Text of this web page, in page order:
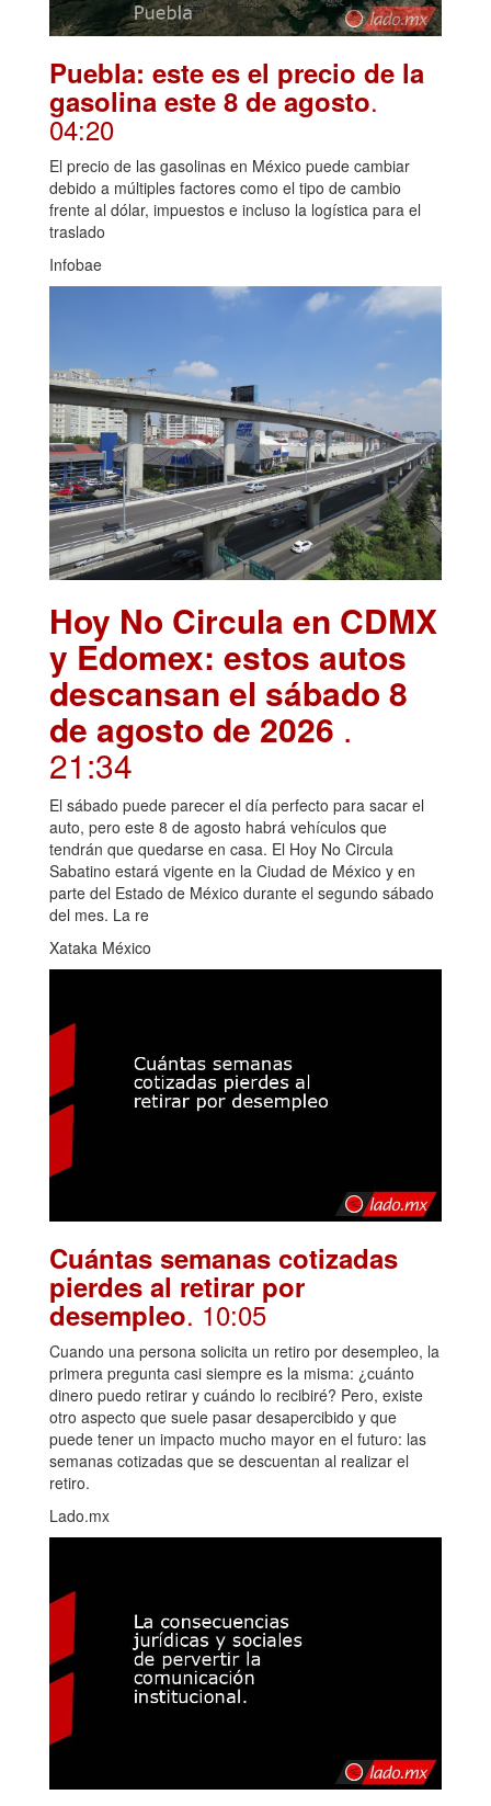
Puebla: este es el precio de la
gasolina este 8 de agosto.
04:20
El precio de las gasolinas en México puede cambiar
debido a múltiples factores como el tipo de cambio
frente al dólar, impuestos e incluso la logística para el
traslado
Infobae
Hoy No Circula en CDMX
y Edomex: estos autos
descansan el sábado 8
de agosto de 2026 .
21:34
El sábado puede parecer el día perfecto para sacar el
auto, pero este 8 de agosto habrá vehículos que
tendrán que quedarse en casa. El Hoy No Circula
Sabatino estará vigente en la Ciudad de México y en
parte del Estado de México durante el segundo sábado
del mes. La re
Xataka México
Cuántas semanas cotizadas
pierdes al retirar por
desempleo. 10:05
Cuando una persona solicita un retiro por desempleo, la
primera pregunta casi siempre es la misma: ¿cuánto
dinero puedo retirar y cuándo lo recibiré? Pero, existe
otro aspecto que suele pasar desapercibido y que
puede tener un impacto mucho mayor en el futuro: las
semanas cotizadas que se descuentan al realizar el
retiro.
Lado.mx